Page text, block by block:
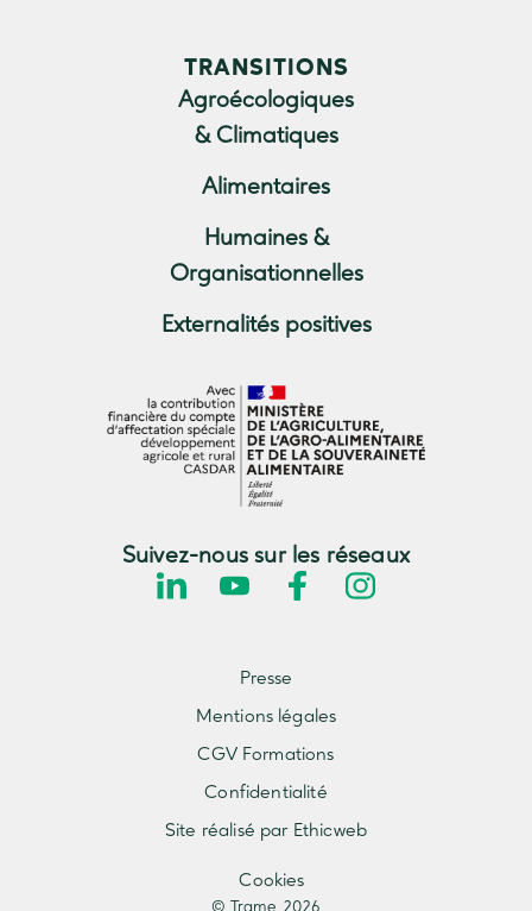
TRANSITIONS
Agroécologiques
& Climatiques
Alimentaires
Humaines &
Organisationnelles
Externalités positives
Suivez-nous sur les réseaux
© Trame 2026
Cookies
Presse
Mentions légales
CGV Formations
Confidentialité
Site réalisé par Ethicweb